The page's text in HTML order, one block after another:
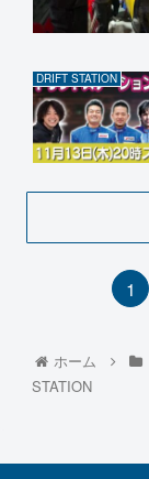
DRIFT STATION
1
ホーム
STATION